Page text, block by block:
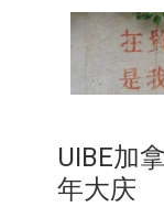
UIBE加
年大庆